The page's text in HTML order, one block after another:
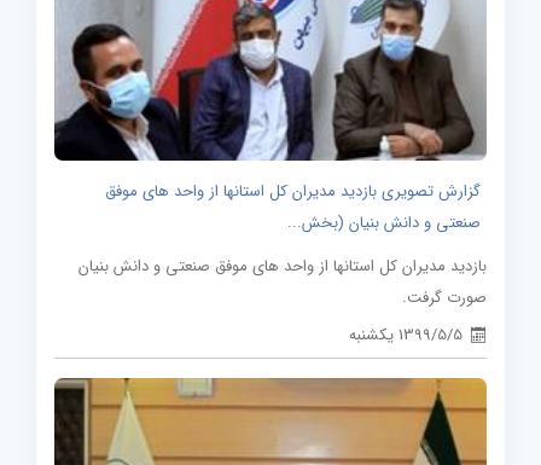
گزارش تصویری بازدید مدیران کل استانها از واحد های موفق
صنعتی و دانش بنیان (بخش...
بازدید مدیران کل استانها از واحد های موفق صنعتی و دانش بنیان
صورت گرفت.
1399/5/5 یکشنبه